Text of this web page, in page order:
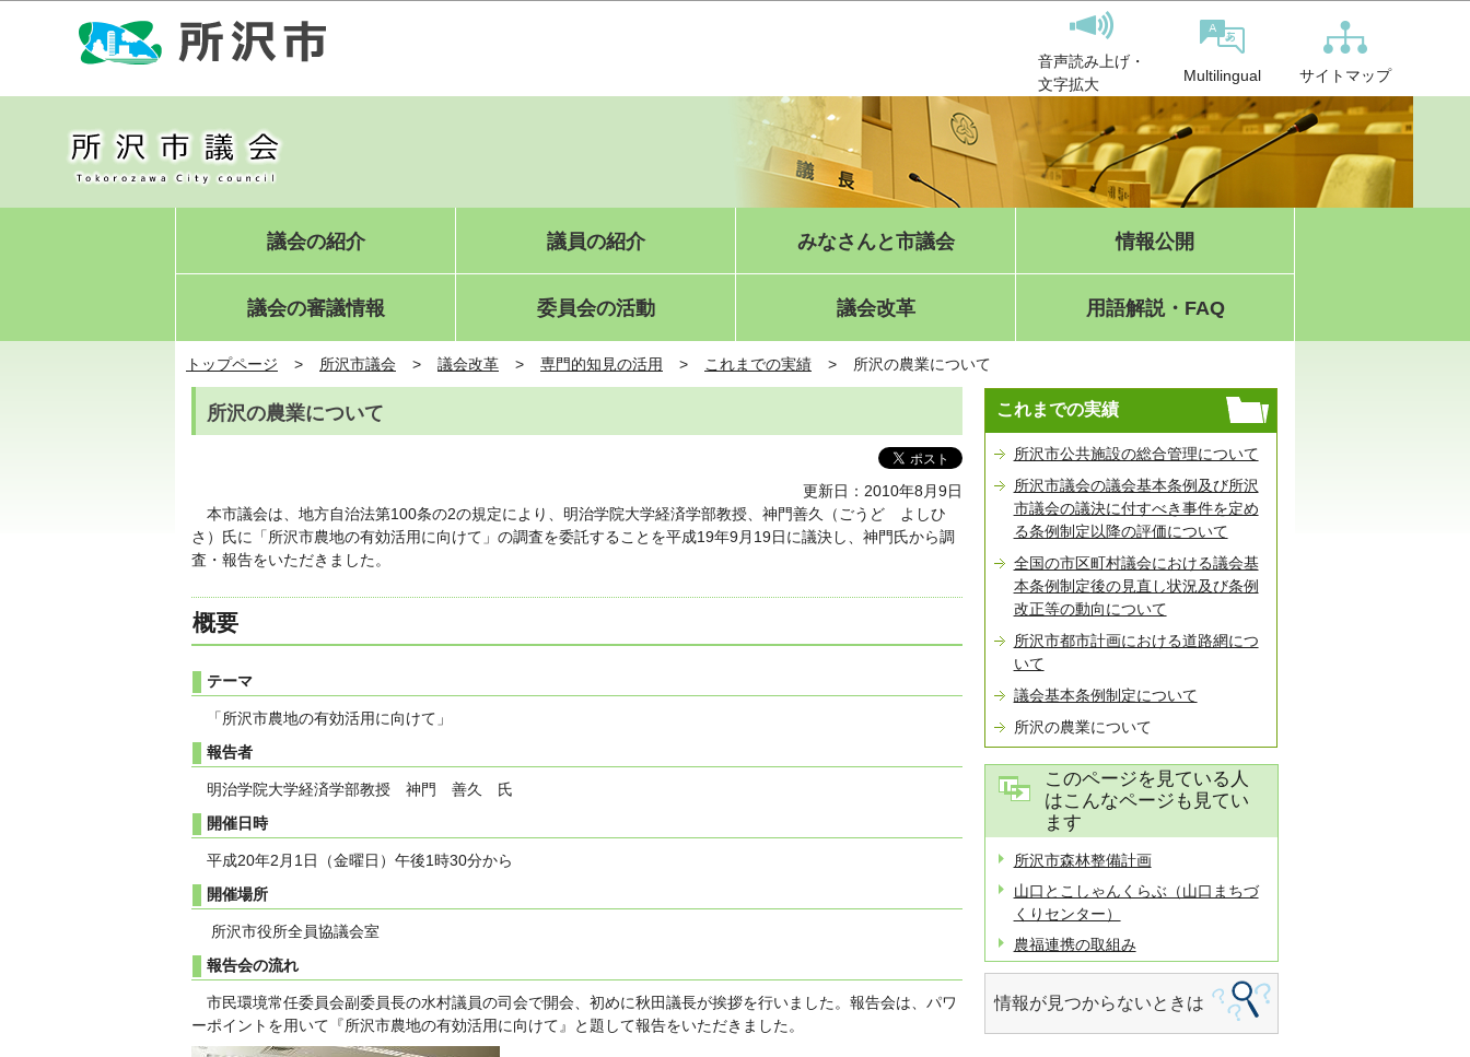
音声読み上げ・
文字拡大
Multilingual サイトマップ
議会の紹介 議員の紹介 みなさんと市議会 情報公開
議会の審議情報 委員会の活動 議会改革 用語解説・FAQ
トップページ 所沢市議会 議会改革 専門的知見の活用 これまでの実績 所沢の農業について
所沢の農業について
更新日：2010年8月9日
本市議会は、地方自治法第100条の2の規定により、明治学院大学経済学部教授、神門善久（ごうど よしひ
さ）氏に「所沢市農地の有効活用に向けて」の調査を委託することを平成19年9月19日に議決し、神門氏から調
査・報告をいただきました。
概要
テーマ
「所沢市農地の有効活用に向けて」
報告者
明治学院大学経済学部教授 神門 善久 氏
開催日時
平成20年2月1日（金曜日）午後1時30分から
開催場所
所沢市役所全員協議会室
報告会の流れ
市民環境常任委員会副委員長の水村議員の司会で開会、初めに秋田議長が挨拶を行いました。報告会は、パワ
ーポイントを用いて『所沢市農地の有効活用に向けて』と題して報告をいただきました。
これまでの実績
所沢市公共施設の総合管理について
所沢市議会の議会基本条例及び所沢
市議会の議決に付すべき事件を定め
る条例制定以降の評価について
全国の市区町村議会における議会基
本条例制定後の見直し状況及び条例
改正等の動向について
所沢市都市計画における道路網につ
いて
議会基本条例制定について
所沢の農業について
このページを見ている人
はこんなページも見てい
ます
所沢市森林整備計画
山口とこしゃんくらぶ（山口まちづ
くりセンター）
農福連携の取組み
情報が見つからないときは